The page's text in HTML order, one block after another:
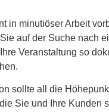
in minutiöser Arbeit
auf der Suche nach
Veranstaltung so
sollte all die
Sie und Ihre Kunden